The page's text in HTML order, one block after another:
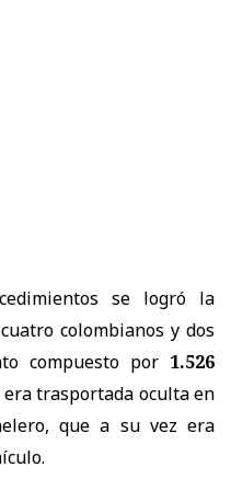
se logró la
colombianos y dos
compuesto por 1.526
era trasportada oculta en
que a su vez era